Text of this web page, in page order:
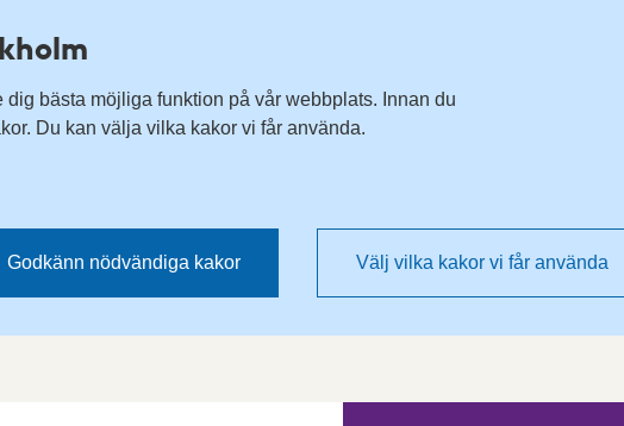
bästa möjliga funktion på vår webbplats. Innan du
Du kan välja vilka kakor vi får använda.
Godkänn nödvändiga kakor Välj vilka kakor vi får använda